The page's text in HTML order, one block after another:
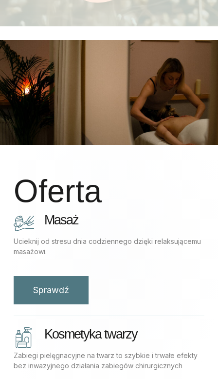
Oferta
Masaż
Ucieknij od stresu dnia codziennego dzięki relaksującemu
masażowi.
Sprawdź
Kosmetyka twarzy
Zabiegi pielęgnacyjne na twarz to szybkie i trwałe efekty
bez inwazyjnego działania zabiegów chirurgicznych